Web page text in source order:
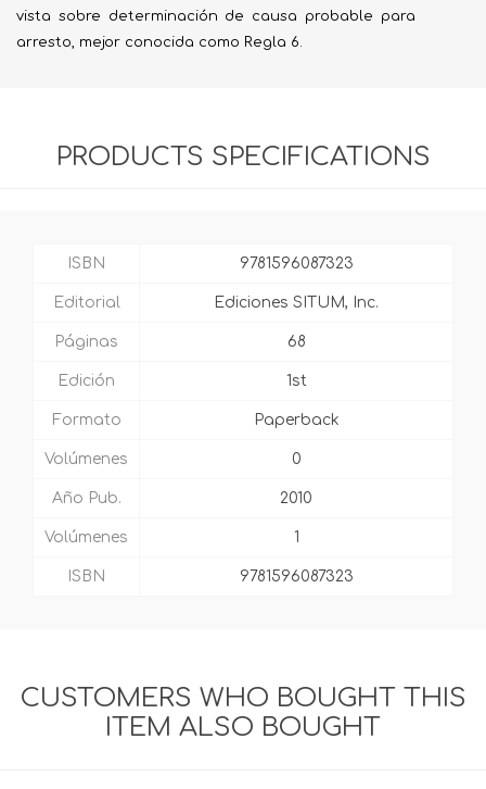
vista sobre determinación de causa probable para
arresto, mejor conocida como Regla 6.
PRODUCTS SPECIFICATIONS
ISBN 9781596087323
Editorial Ediciones SITUM, Inc.
Páginas 68
Edición 1st
Formato Paperback
Volúmenes 0
Año Pub. 2010
Volúmenes 1
ISBN 9781596087323
CUSTOMERS WHO BOUGHT THIS
ITEM ALSO BOUGHT